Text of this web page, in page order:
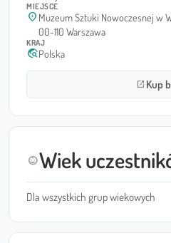
MIEJSCE
location_on Muzeum Sztuki Nowoczesnej w
00-110 Warszawa
KRAJ
travel_explorePolska
open_in_new Kup
child_careWiek
Dla wszystkich grup wiekowych